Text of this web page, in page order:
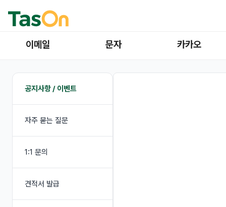
이메일 문자 카카오
공지사항 / 이벤트
자주 묻는 질문
1:1 문의
견적서 발급